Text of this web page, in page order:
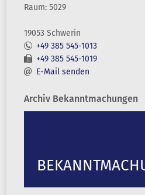
Raum: 5029
19053 Schwerin
+49 385 545-1013
+49 385 545-1019
E-Mail senden
Archiv Bekanntmachungen